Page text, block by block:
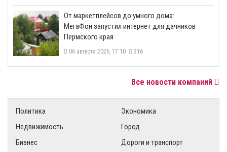
От маркетплейсов до умного дома:
МегаФон запустил интернет для дачников
Пермского края
06 августа 2026, 17:10 316
Все новости компаний
Политика
Экономика
Недвижимость
Город
Бизнес
Дороги и транспорт